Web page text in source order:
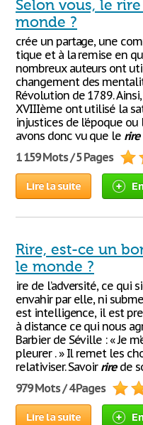
Selon vous, le
monde ?
crée un partage, une
tique et à la remise en
nombreux auteurs ont
changement des
Révolution de 1789.
XVIIIème ont utilisé la
injustices de l’époque
avons donc vu que le rire
1 159 Mots / 5 Pages
Lire la suite
Rire, est-ce un
le monde ?
ire de l’adversité, ce qui
envahir par elle, ni
est intelligence, il est
à distance ce qui nous
Barbier de Séville : « Je
pleurer . » Il remet les
relativiser. Savoir rirede
979 Mots / 4 Pages
Lire la suite